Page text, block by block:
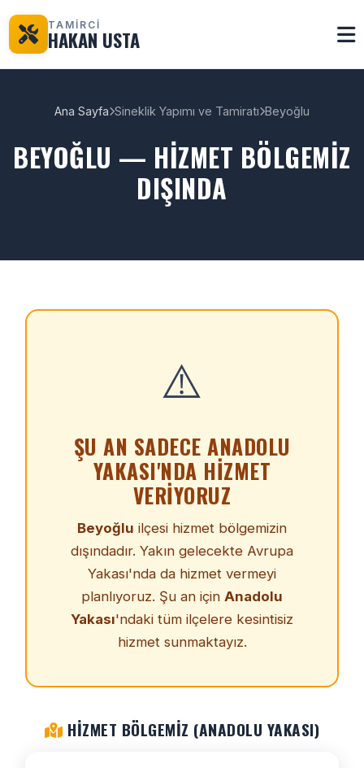
TAMİRCİ
HAKAN USTA
Ana Sayfa Sineklik Yapımı ve Tamiratı Beyoğlu
BEYOĞLU — HIZMET BÖLGEMIZ
DIŞINDA
⚠️
ŞU AN SADECE ANADOLU
YAKASI'NDA HIZMET
VERIYORUZ
Beyoğlu ilçesi hizmet bölgemizin
dışındadır. Yakın gelecekte Avrupa
Yakası'nda da hizmet vermeyi
planlıyoruz. Şu an için Anadolu
Yakası'ndaki tüm ilçelere kesintisiz
hizmet sunmaktayız.
HIZMET BÖLGEMIZ (ANADOLU YAKASI)